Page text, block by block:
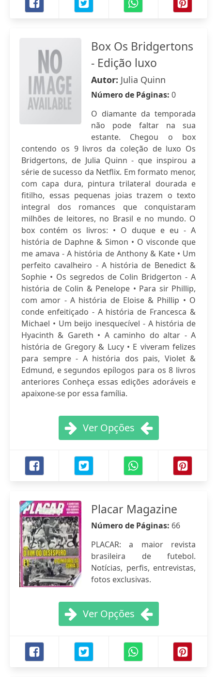
Box Os Bridgertons
- Edição luxo
Autor: Julia Quinn
Número de Páginas: 0
O diamante da temporada
não pode faltar na sua
estante. Chegou o box
contendo os 9 livros da coleção de luxo Os
Bridgertons, de Julia Quinn - que inspirou a
série de sucesso da Netflix. Em formato menor,
com capa dura, pintura trilateral dourada e
fitilho, essas pequenas joias trazem o texto
integral dos romances que conquistaram
milhões de leitores, no Brasil e no mundo. O
box contém os livros: • O duque e eu - A
história de Daphne & Simon • O visconde que
me amava - A história de Anthony & Kate • Um
perfeito cavalheiro - A história de Benedict &
Sophie • Os segredos de Colin Bridgerton - A
história de Colin & Penelope • Para sir Phillip,
com amor - A história de Eloise & Phillip • O
conde enfeitiçado - A história de Francesca &
Michael • Um beijo inesquecível - A história de
Hyacinth & Gareth • A caminho do altar - A
história de Gregory & Lucy • E viveram felizes
para sempre - A história dos pais, Violet &
Edmund, e segundos epílogos para os 8 livros
anteriores Conheça essas edições adoráveis e
apaixone-se por essa família.
Ver Opções
Placar Magazine
Número de Páginas: 66
PLACAR: a maior revista
brasileira de futebol.
Notícias, perfis, entrevistas,
fotos exclusivas.
Ver Opções